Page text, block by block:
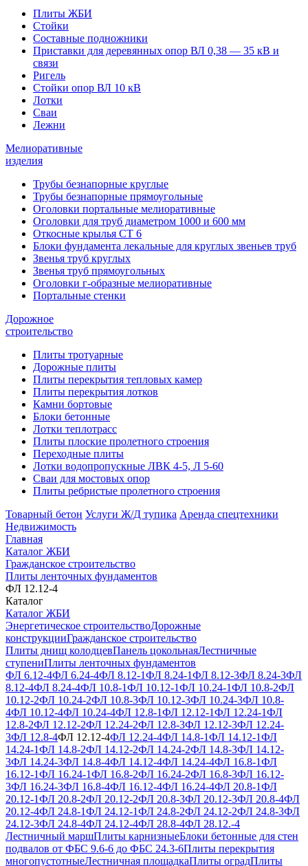
Плиты ЖБИ
Стойки
Составные подножники
Приставки для деревянных опор ВЛ 0,38 — 35 кВ и
связи
Ригель
Стойки опор ВЛ 10 кВ
Лотки
Сваи
Лежни
Мелиоративные
изделия
Трубы безнапорные круглые
Трубы безнапорные прямоугольные
Оголовки портальные мелиоративные
Оголовки для труб диаметром 1000 и 600 мм
Откосные крылья СТ 6
Блоки фундамента лекальные для круглых звеньев труб
Звенья труб круглых
Звенья труб прямоугольных
Оголовки г-образные мелиоративные
Портальные стенки
Дорожное
строительство
Плиты тротуарные
Дорожные плиты
Плиты перекрытия тепловых камер
Плиты перекрытия лотков
Камни бортовые
Блоки бетонные
Лотки теплотрасс
Плиты плоские пролетного строения
Переходные плиты
Лотки водопропускные ЛВК 4-5, Л 5-60
Сваи для мостовых опор
Плиты ребристые пролетного строения
Товарный бетон Услуги Ж/Д тупика Аренда спецтехники
Недвижимость
Главная
Каталог ЖБИ
Гражданское строительство
Плиты ленточных фундаментов
ФЛ 12.12-4
Каталог
Каталог ЖБИ
Энергетическое строительствоДорожные
конструкцииГражданское строительство
Плиты днищ колодцевПанель цокольнаяЛестничные
ступениПлиты ленточных фундаментов
ФЛ 6.12-4ФЛ 6.24-4ФЛ 8.12-1ФЛ 8.24-1ФЛ 8.12-3ФЛ 8.24-3ФЛ
8.12-4ФЛ 8.24-4ФЛ 10.8-1ФЛ 10.12-1ФЛ 10.24-1ФЛ 10.8-2ФЛ
10.12-2ФЛ 10.24-2ФЛ 10.8-3ФЛ 10.12-3ФЛ 10.24-3ФЛ 10.8-
4ФЛ 10.12-4ФЛ 10.24-4ФЛ 12.8-1ФЛ 12.12-1ФЛ 12.24-1ФЛ
12.8-2ФЛ 12.12-2ФЛ 12.24-2ФЛ 12.8-3ФЛ 12.12-3ФЛ 12.24-
3ФЛ 12.8-4ФЛ 12.12-4ФЛ 12.24-4ФЛ 14.8-1ФЛ 14.12-1ФЛ
14.24-1ФЛ 14.8-2ФЛ 14.12-2ФЛ 14.24-2ФЛ 14.8-3ФЛ 14.12-
3ФЛ 14.24-3ФЛ 14.8-4ФЛ 14.12-4ФЛ 14.24-4ФЛ 16.8-1ФЛ
16.12-1ФЛ 16.24-1ФЛ 16.8-2ФЛ 16.24-2ФЛ 16.8-3ФЛ 16.12-
3ФЛ 16.24-3ФЛ 16.8-4ФЛ 16.12-4ФЛ 16.24-4ФЛ 20.8-1ФЛ
20.12-1ФЛ 20.8-2ФЛ 20.12-2ФЛ 20.8-3ФЛ 20.12-3ФЛ 20.8-4ФЛ
20.12-4ФЛ 24.8-1ФЛ 24.12-1ФЛ 24.8-2ФЛ 24.12-2ФЛ 24.8-3ФЛ
24.12-3ФЛ 24.8-4ФЛ 24.12-4ФЛ 28.8-4ФЛ 28.12.-4
Лестничный маршПлиты карнизныеБлоки бетонные для стен
подвалов от ФБС 9.6-6 до ФБС 24.3-6Плиты перекрытия
многопустотныеЛестничная площадкаПлиты оградПлиты